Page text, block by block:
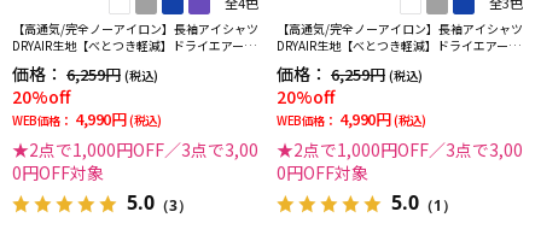
【高通気/完全ノーアイロン】長袖アイシャツ
DRYAIR生地【べとつき軽減】ドライエアーチ
ドリ調ボタンダウン別布千鳥格子形態安定ス
トレッチ防汚効果吸汗速乾ワイシャツ春夏
価格： 6,259円 (税込)
20%off
WEB価格： 4,990円 (税込)
★2点で1,000円OFF／3点で3,00
0円OFF対象
5.0 （3）
【高通気/完全ノーアイロン】長袖アイシャツ
DRYAIR生地【べとつき軽減】ドライエアース
トライプ調セミワイド別布ストライプ形態安
定ストレッチ防汚効果吸汗速乾ワイシャツ春
夏
価格： 6,259円 (税込)
20%off
WEB価格： 4,990円 (税込)
★2点で1,000円OFF／3点で3,00
0円OFF対象
5.0 （1）